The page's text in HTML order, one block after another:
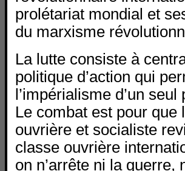
prolétariat mondial et
du marxisme
La lutte consiste à
politique d’action qui
l’impérialisme d’un seul
Le combat est pour que
ouvrière et socialiste
classe ouvrière
on n’arrête ni la guerre,